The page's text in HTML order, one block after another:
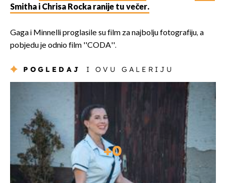
Smitha i Chrisa Rocka ranije tu večer.
Gaga i Minnelli proglasile su film za najbolju fotografiju, a
pobjedu je odnio film ''CODA''.
POGLEDAJ I OVU GALERIJU
+0